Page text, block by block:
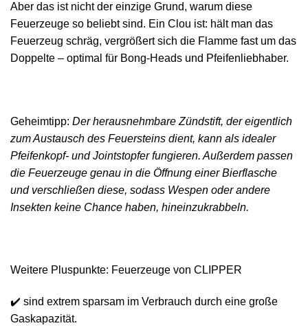
Aber das ist nicht der einzige Grund, warum diese
Feuerzeuge so beliebt sind. Ein Clou ist: hält man das
Feuerzeug schräg, vergrößert sich die Flamme fast um das
Doppelte – optimal für Bong-Heads und Pfeifenliebhaber.
Geheimtipp: Der herausnehmbare Zündstift, der eigentlich
zum Austausch des Feuersteins dient, kann als idealer
Pfeifenkopf- und Jointstopfer fungieren. Außerdem passen
die Feuerzeuge genau in die Öffnung einer Bierflasche
und verschließen diese, sodass Wespen oder andere
Insekten keine Chance haben, hineinzukrabbeln.
Weitere Pluspunkte: Feuerzeuge von CLIPPER
✔️ sind extrem sparsam im Verbrauch durch eine große
Gaskapazität.